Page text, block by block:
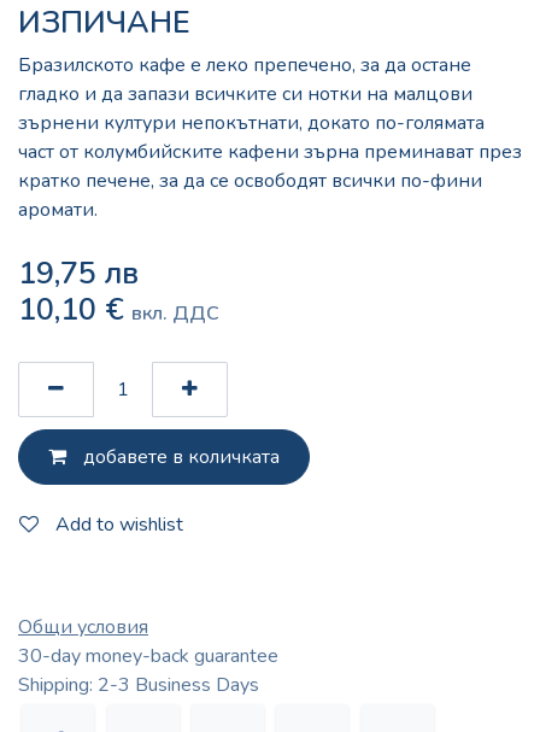
ИЗПИЧАНЕ
Бразилското кафе е леко препечено, за да остане
гладко и да запази всичките си нотки на малцови
зърнени култури непокътнати, докато по-голямата
част от колумбийските кафени зърна преминават през
кратко печене, за да се освободят всички по-фини
аромати.
19,75 лв
10,10 € вкл. ДДС
добавете в количката
Add to wishlist
Общи условия
30-day money-back guarantee
Shipping: 2-3 Business Days